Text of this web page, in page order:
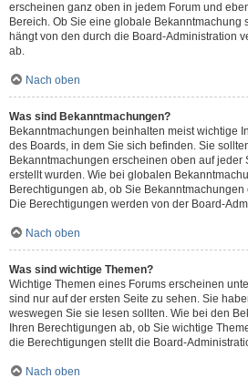
erscheinen ganz oben in jedem Forum und
Bereich. Ob Sie eine globale Bekanntmachung
hängt von den durch die Board-Administration
ab.
Nach oben
Was sind Bekanntmachungen?
Bekanntmachungen beinhalten meist wichtige
des Boards, in dem Sie sich befinden. Sie
Bekanntmachungen erscheinen oben auf jeder
erstellt wurden. Wie bei globalen
Berechtigungen ab, ob Sie
Die Berechtigungen werden von der Board-
Nach oben
Was sind wichtige Themen?
Wichtige Themen eines Forums erscheinen
sind nur auf der ersten Seite zu sehen. Sie
weswegen Sie sie lesen sollten. Wie bei den
Ihren Berechtigungen ab, ob Sie wichtige
die Berechtigungen stellt die Board-
Nach oben